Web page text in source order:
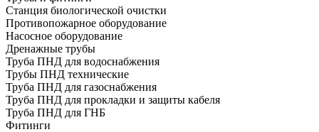
Cтанция биологической очистки
Противопожарное оборудование
Насосное оборудование
Дренажные трубы
Труба ПНД для водоснабжения
Трубы ПНД технические
Труба ПНД для газоснабжения
Труба ПНД для прокладки и защиты кабеля
Труба ПНД для ГНБ
Фитинги